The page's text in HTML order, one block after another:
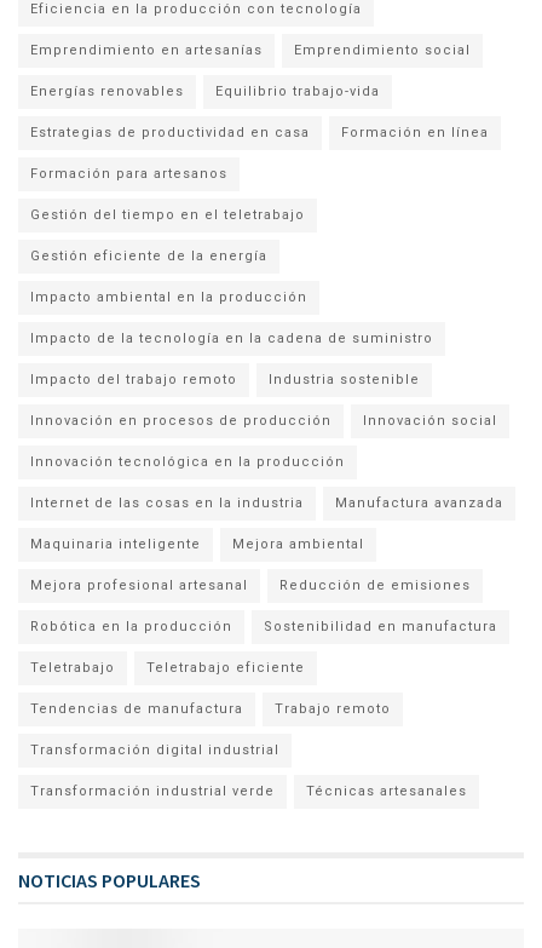
Eficiencia en la producción con tecnología
Emprendimiento en artesanías Emprendimiento social
Energías renovables Equilibrio trabajo-vida
Estrategias de productividad en casa Formación en línea
Formación para artesanos
Gestión del tiempo en el teletrabajo
Gestión eficiente de la energía
Impacto ambiental en la producción
Impacto de la tecnología en la cadena de suministro
Impacto del trabajo remoto Industria sostenible
Innovación en procesos de producción Innovación social
Innovación tecnológica en la producción
Internet de las cosas en la industria Manufactura avanzada
Maquinaria inteligente Mejora ambiental
Mejora profesional artesanal Reducción de emisiones
Robótica en la producción Sostenibilidad en manufactura
Teletrabajo Teletrabajo eficiente
Tendencias de manufactura Trabajo remoto
Transformación digital industrial
Transformación industrial verde Técnicas artesanales
NOTICIAS POPULARES